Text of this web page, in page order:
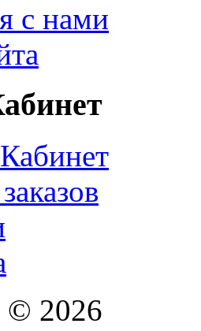
с нами
© 2026